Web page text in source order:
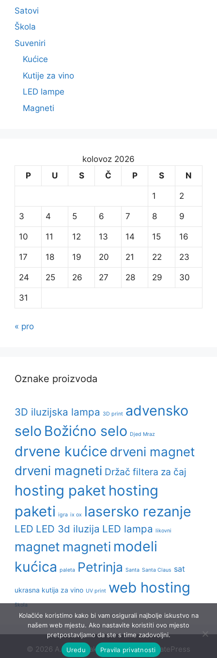
Satovi
Škola
Suveniri
Kućice
Kutije za vino
LED lampe
Magneti
kolovoz 2026
P
U S Č P S N
1 2
3 4 5 6 7 8 9
10 11 12 13 14 15 16
17 18 19 20 21 22 23
24 25 26 27 28 29 30
31
« pro
Oznake proizvoda
3D iluzijska lampa 3D print advensko
selo Božićno selo Djed Mraz
drvene kućice drveni magnet
drveni magneti Držač filtera za čaj
hosting paket hosting
paketi igra ix ox lasersko rezanje
LED LED 3d iluzija LED lampa likovni
magnet magneti modeli
kućica paleta Petrinja Santa Santa Claus sat
ukrasna kutija za vino UV print web hosting
škola
© 2026 A.D.P. Kosak • Built withGeneratePress
Kolačiće koristimo kako bi vam osigurali najbolje iskustvo na
našem web mjestu. Ako nastavite koristiti ovo mjesto
pretpostavljamo da ste s time zadovoljni.
Uredu
Pravila privatnosti